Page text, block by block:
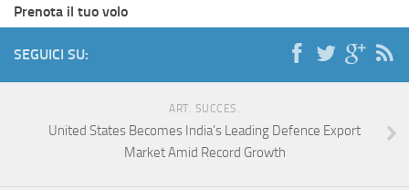
Prenota il tuo volo
SEGUICI SU:
ART. SUCCES.
United States Becomes India’s Leading Defence Export
Market Amid Record Growth